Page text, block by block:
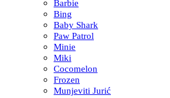
Barbie
Bing
Baby Shark
Paw Patrol
Minie
Miki
Cocomelon
Frozen
Munjeviti Jurić